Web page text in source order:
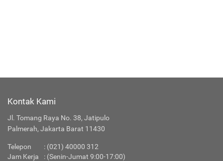
Kontak Kami
Jl. Tomang Raya No. 38, Jatipulo
Palmerah, Jakarta Barat 11430
Telepon : (021) 40000 312
Jam Kerja
: (Senin-Jumat 9:00-17:00)